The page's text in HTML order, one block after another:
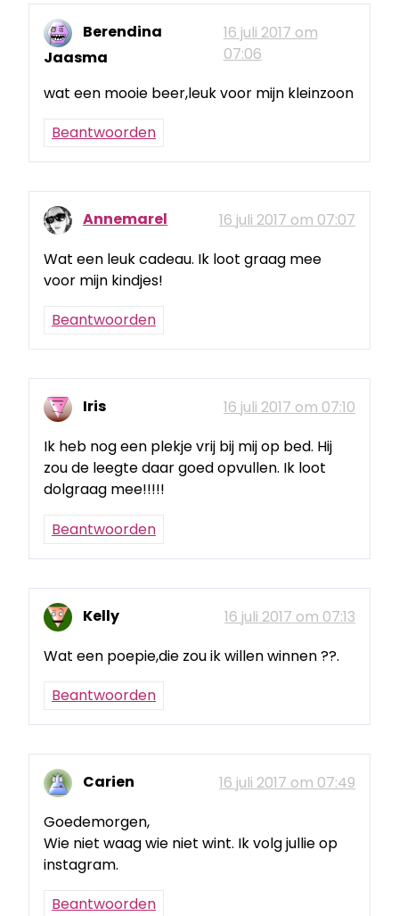
Berendina
Jaasma
16 juli 2017 om
07:06
wat een mooie beer,leuk voor mijn kleinzoon
Beantwoorden
Annemarel
16 juli 2017 om 07:07
Wat een leuk cadeau. Ik loot graag mee
voor mijn kindjes!
Beantwoorden
Iris
16 juli 2017 om 07:10
Ik heb nog een plekje vrij bij mij op bed. Hij
zou de leegte daar goed opvullen. Ik loot
dolgraag mee!!!!!
Beantwoorden
Kelly
16 juli 2017 om 07:13
Wat een poepie,die zou ik willen winnen ??.
Beantwoorden
Carien
16 juli 2017 om 07:49
Goedemorgen,
Wie niet waag wie niet wint. Ik volg jullie op
instagram.
Beantwoorden